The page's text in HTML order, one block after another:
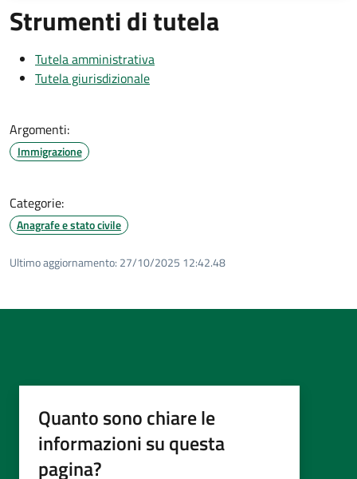
Strumenti di tutela
Tutela amministrativa
Tutela giurisdizionale
Argomenti:
Immigrazione
Categorie:
Anagrafe e stato civile
Ultimo aggiornamento: 27/10/2025 12:42.48
Quanto sono chiare le
informazioni su questa
pagina?